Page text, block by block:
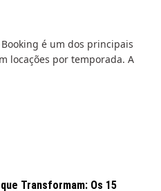
é um dos principais
locações por temporada. A
Transformam: Os 15